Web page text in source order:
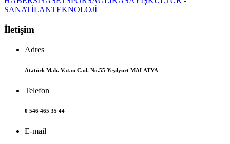
SANATİLANTEKNOLOJİ
İletişim
Adres
Atatürk Mah. Vatan Cad. No.55 Yeşilyurt MALATYA
Telefon
0 546 465 35 44
E-mail